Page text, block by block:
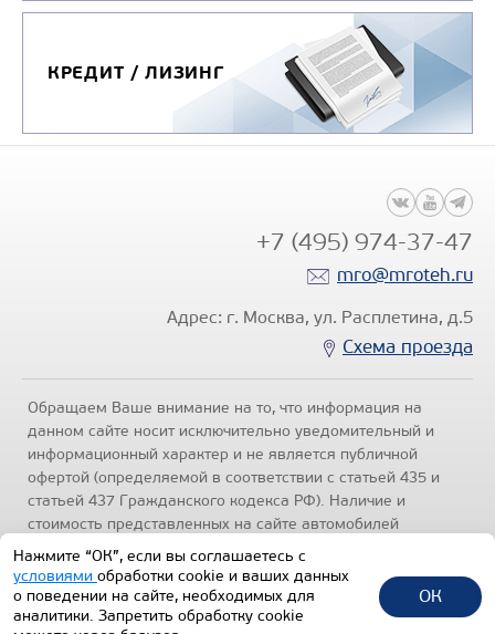
КРЕДИТ / ЛИЗИНГ
+7 (495) 974-37-47
mro@mroteh.ru
Адрес: г. Москва, ул. Расплетина, д.5
Схема проезда
Обращаем Ваше внимание на то, что информация на
данном сайте носит исключительно уведомительный и
информационный характер и не является публичной
офертой (определяемой в соответствии с статьей 435 и
статьей 437 Гражданского кодекса РФ). Наличие и
стоимость представленных на сайте автомобилей
уточняйте по телефонам отделов продаж, представленных
в разделе "Контакты" настоящего ресурса.
конфиденциальности.
Нажмите “ОК”, если вы соглашаетесь с
условиями обработки cookie и ваших данных
о поведении на сайте, необходимых для
аналитики. Запретить обработку cookie
ОК